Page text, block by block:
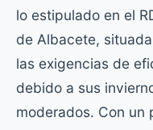
lo estipulado en el
de Albacete,
las exigencias de
debido a sus
moderados. Con un